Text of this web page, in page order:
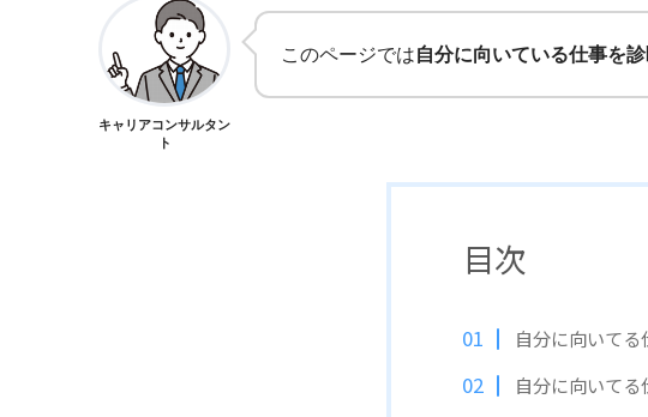
キャリアコンサルタン
ト
このページでは自分に向いている仕事を
目次
自分に向いて
自分に向いてる